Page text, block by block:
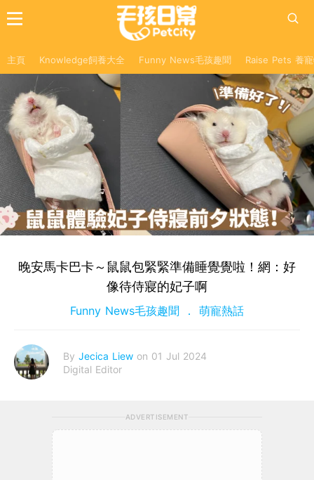
主頁 Knowledge飼養大全 Funny News毛孩趣聞 Raise Pets 養
晚安馬卡巴卡～鼠鼠包緊緊準備睡覺覺啦！網：好
像待侍寢的妃子啊
Funny News毛孩趣聞 萌寵熱話
By Jecica Liew on 01 Jul 2024
Digital Editor
ADVERTISEMENT